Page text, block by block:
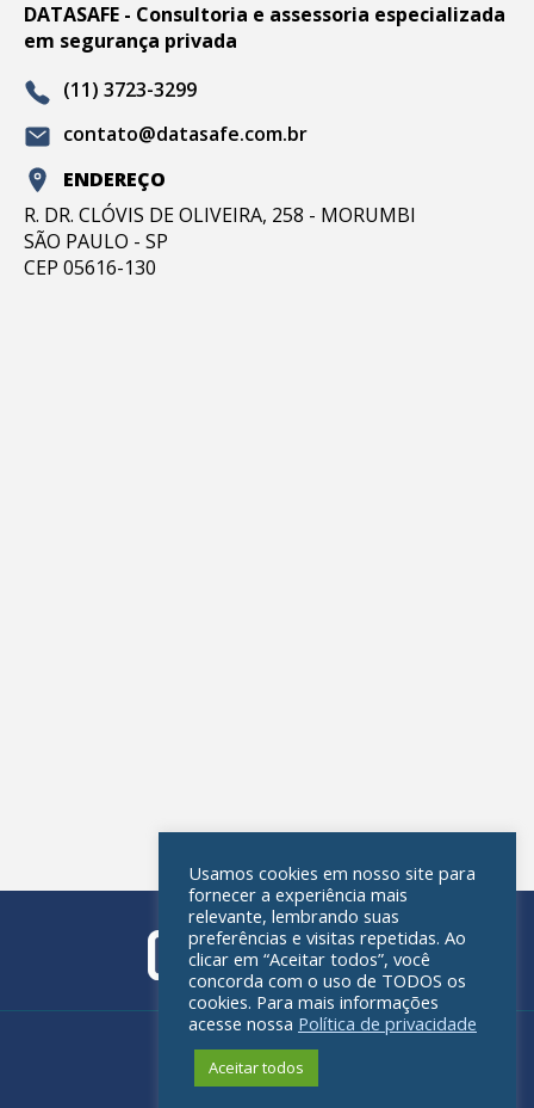
DATASAFE - Consultoria e assessoria especializada
em segurança privada
(11) 3723-3299
contato@datasafe.com.br
ENDEREÇO
R. DR. CLÓVIS DE OLIVEIRA, 258 - MORUMBI
SÃO PAULO - SP
CEP 05616-130
Política de privacidade
Usamos cookies em nosso site para
fornecer a experiência mais
relevante, lembrando suas
preferências e visitas repetidas. Ao
clicar em “Aceitar todos”, você
concorda com o uso de TODOS os
cookies. Para mais informações
acesse nossa Política de privacidade
Aceitar todos